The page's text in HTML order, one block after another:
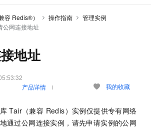
容 Redis®） 操作指南
管理实例
公网连接地址
地址
产品详情 我的收藏
Tair（兼容 Redis） 实例仅提供专有网络
通过公网连接实例，请先申请实例的公网